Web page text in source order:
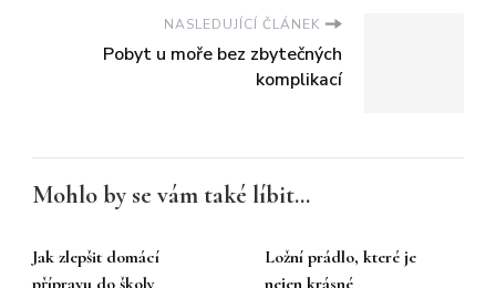
NASLEDUJÍCÍ ČLÁNEK
Pobyt u moře bez zbytečných
komplikací
Mohlo by se vám také líbit...
Jak zlepšit domácí
přípravu do školy
Ložní prádlo, které je
nejen krásné